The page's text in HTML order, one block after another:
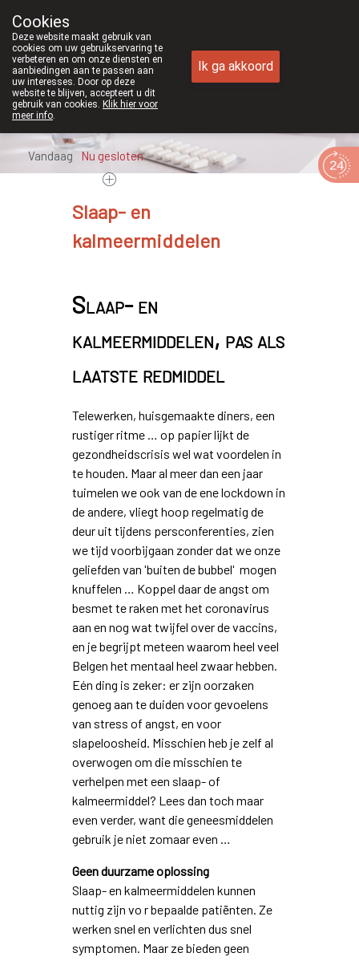
089/382429
Vandaag Nu gesloten
Slaap- en
kalmeermiddelen
Slaap- en
kalmeermiddelen, pas als
laatste redmiddel
Telewerken, huisgemaakte diners, een
rustiger ritme … op papier lijkt de
gezondheidscrisis wel wat voordelen in
te houden. Maar al meer dan een jaar
tuimelen we ook van de ene lockdown in
de andere, vliegt hoop regelmatig de
deur uit tijdens persconferenties, zien
we tijd voorbijgaan zonder dat we onze
geliefden van 'buiten de bubbel' mogen
knuffelen … Koppel daar de angst om
besmet te raken met het coronavirus
aan en nog wat twijfel over de vaccins,
en je begrijpt meteen waarom heel veel
Belgen het mentaal heel zwaar hebben.
Eén ding is zeker: er zijn oorzaken
genoeg aan te duiden voor gevoelens
van stress of angst, en voor
slapeloosheid. Misschien heb je zelf al
overwogen om die misschien te
verhelpen met een slaap- of
kalmeermiddel? Lees dan toch maar
even verder, want die geneesmiddelen
gebruik je niet zomaar even …
Geen duurzame oplossing
Slaap- en kalmeermiddelen kunnen
nuttig zijn vo r bepaalde patiënten. Ze
werken snel en verlichten dus snel
symptomen. Maar ze bieden geen
Cookies
Deze website maakt gebruik van
cookies om uw gebruikservaring te
verbeteren en om onze diensten en
aanbiedingen aan te passen aan
uw interesses. Door op deze
website te blijven, accepteert u dit
gebruik van cookies. Klik hier voor
meer info.
Ik ga akkoord